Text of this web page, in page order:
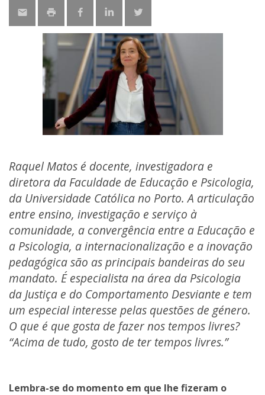
Raquel Matos é docente, investigadora e
diretora da Faculdade de Educação e Psicologia,
da Universidade Católica no Porto. A articulação
entre ensino, investigação e serviço à
comunidade, a convergência entre a Educação e
a Psicologia, a internacionalização e a inovação
pedagógica são as principais bandeiras do seu
mandato. É especialista na área da Psicologia
da Justiça e do Comportamento Desviante e tem
um especial interesse pelas questões de género.
O que é que gosta de fazer nos tempos livres?
“Acima de tudo, gosto de ter tempos livres.”
Lembra-se do momento em que lhe fizeram o